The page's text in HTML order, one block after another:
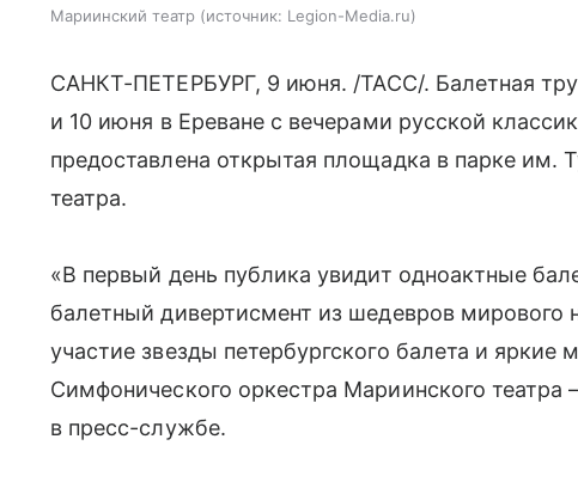
Мариинский театр источник: Legion-Media.ru
САНКТ-ПЕТЕРБУРГ, 9 июня. /ТАСС/. Балетная
и 10 июня в Ереване с вечерами русской
предоставлена открытая площадка в парке им.
театра.
«В первый день публика увидит одноактные
балетный дивертисмент из шедевров мирового
участие звезды петербургского балета и
Симфонического оркестра Мариинского
в пресс-службе.